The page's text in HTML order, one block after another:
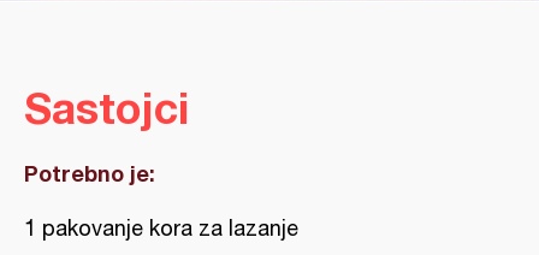
Sastojci
Potrebno je:
1 pakovanje kora za lazanje